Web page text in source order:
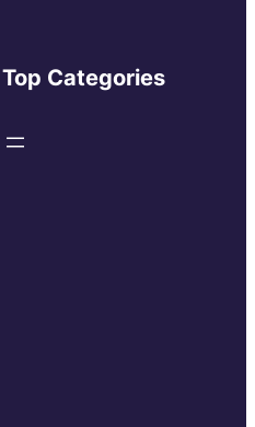
Top Categories